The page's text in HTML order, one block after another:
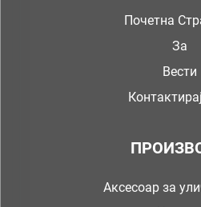
Почетна
За
Вести
Аксесоар за